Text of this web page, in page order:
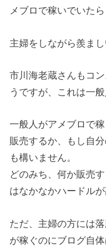
メブロで稼いでいたら
主婦をしながら羨ま
市川海老蔵さんもコ
うですが、これは一
一般人がアメブロで
販売するか、もし自
も構いません。
どのみち、何か販売
はなかなかハードルが
ただ、主婦の方には
が稼ぐのにブログ自